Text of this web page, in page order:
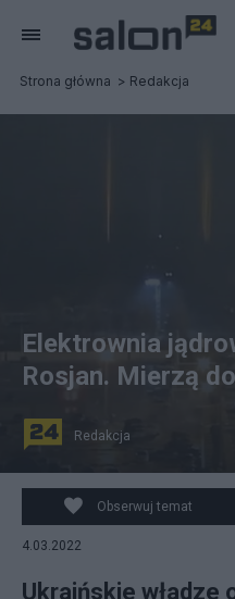
Strona główna Redakcja
Dramat w Żytomierzu.
atomową.
Elektrownia
Rosjan. Mierzą
Redakcja
Obserwuj temat
4.03.2022
Ukraińskie władze